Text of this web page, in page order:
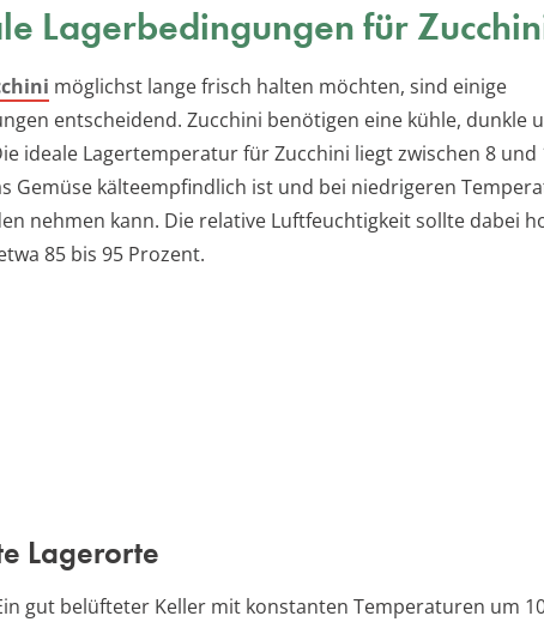
Lagerbedingungen für
möglichst lange frisch halten möchten, sind einige
entscheidend. Zucchini benötigen eine kühle, dunkle
ideale Lagertemperatur für Zucchini liegt zwischen 8 und
Gemüse kälteempfindlich ist und bei niedrigeren
nehmen kann. Die relative Luftfeuchtigkeit sollte dabei
85 bis 95 Prozent.
Lagerorte
gut belüfteter Keller mit konstanten Temperaturen um